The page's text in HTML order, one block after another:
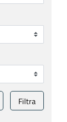
Filtra